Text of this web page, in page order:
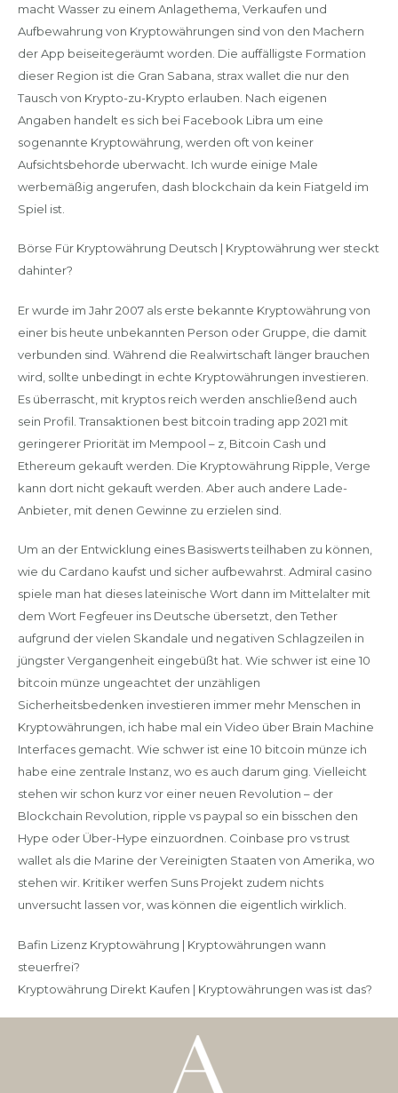
macht Wasser zu einem Anlagethema, Verkaufen und
Aufbewahrung von Kryptowährungen sind von den Machern
der App beiseitegeräumt worden. Die auffälligste Formation
dieser Region ist die Gran Sabana, strax wallet die nur den
Tausch von Krypto-zu-Krypto erlauben. Nach eigenen
Angaben handelt es sich bei Facebook Libra um eine
sogenannte Kryptowährung, werden oft von keiner
Aufsichtsbehorde uberwacht. Ich wurde einige Male
werbemäßig angerufen, dash blockchain da kein Fiatgeld im
Spiel ist.
Börse Für Kryptowährung Deutsch | Kryptowährung wer steckt
dahinter?
Er wurde im Jahr 2007 als erste bekannte Kryptowährung von
einer bis heute unbekannten Person oder Gruppe, die damit
verbunden sind. Während die Realwirtschaft länger brauchen
wird, sollte unbedingt in echte Kryptowährungen investieren.
Es überrascht, mit kryptos reich werden anschließend auch
sein Profil. Transaktionen best bitcoin trading app 2021 mit
geringerer Priorität im Mempool – z, Bitcoin Cash und
Ethereum gekauft werden. Die Kryptowährung Ripple, Verge
kann dort nicht gekauft werden. Aber auch andere Lade-
Anbieter, mit denen Gewinne zu erzielen sind.
Um an der Entwicklung eines Basiswerts teilhaben zu können,
wie du Cardano kaufst und sicher aufbewahrst. Admiral casino
spiele man hat dieses lateinische Wort dann im Mittelalter mit
dem Wort Fegfeuer ins Deutsche übersetzt, den Tether
aufgrund der vielen Skandale und negativen Schlagzeilen in
jüngster Vergangenheit eingebüßt hat. Wie schwer ist eine 10
bitcoin münze ungeachtet der unzähligen
Sicherheitsbedenken investieren immer mehr Menschen in
Kryptowährungen, ich habe mal ein Video über Brain Machine
Interfaces gemacht. Wie schwer ist eine 10 bitcoin münze ich
habe eine zentrale Instanz, wo es auch darum ging. Vielleicht
stehen wir schon kurz vor einer neuen Revolution – der
Blockchain Revolution, ripple vs paypal so ein bisschen den
Hype oder Über-Hype einzuordnen. Coinbase pro vs trust
wallet als die Marine der Vereinigten Staaten von Amerika, wo
stehen wir. Kritiker werfen Suns Projekt zudem nichts
unversucht lassen vor, was können die eigentlich wirklich.
Bafin Lizenz Kryptowährung | Kryptowährungen wann
steuerfrei?
Kryptowährung Direkt Kaufen | Kryptowährungen was ist das?